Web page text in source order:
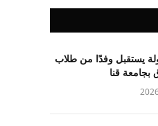
يستقبل وفدًا من طلاب
بجامعة قنا